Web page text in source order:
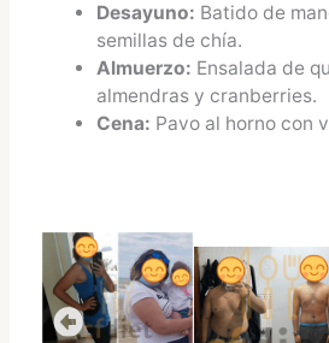
Desayuno: Batido de
semillas de chía.
Almuerzo: Ensalada de
almendras y cranberries.
Cena: Pavo al horno con